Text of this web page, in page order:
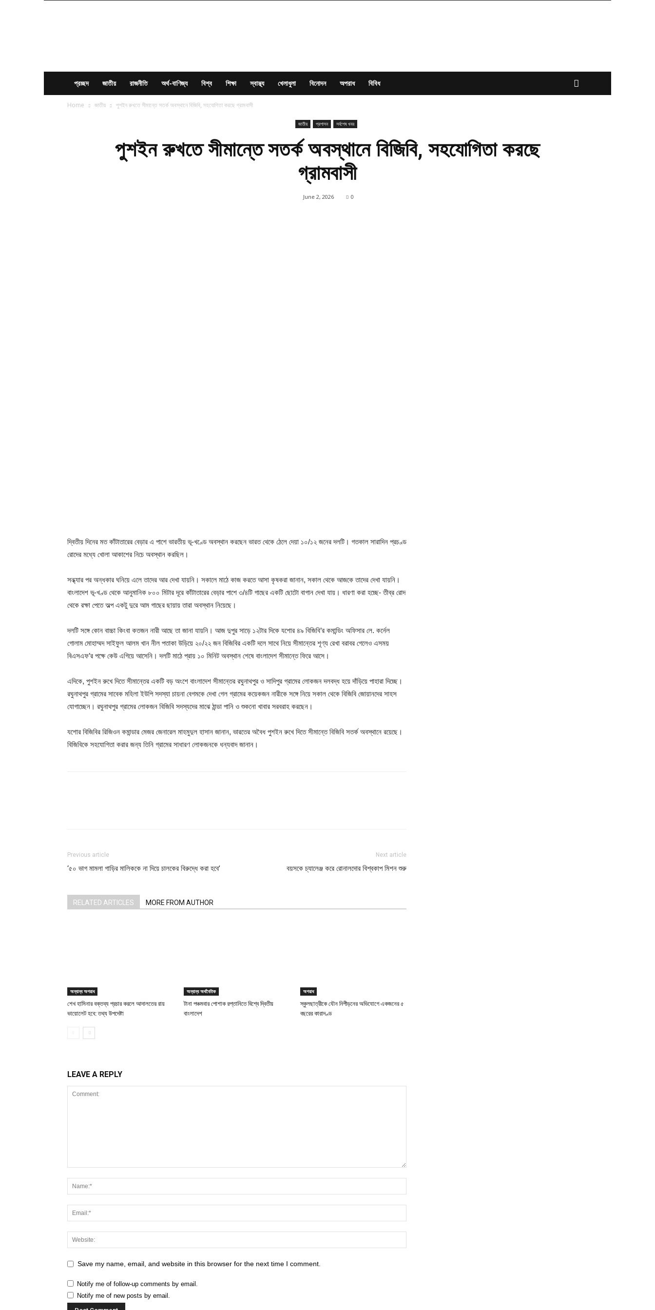
প্রচ্ছদ জাতীয় রাজনীতি অর্থ-বাণিজ্য বিশ্ব শিক্ষা স্বাস্থ্য খেলাধুলা বিনোদন অপরাধ বিবিধ
Home জাতীয় পুশইন রুখতে সীমান্তে সতর্ক অবস্থানে বিজিবি, সহযোগিতা করছে গ্রামবাসী
জাতীয় প্রশাসন সর্বশেষ খবর
পুশইন রুখতে সীমান্তে সতর্ক অবস্থানে বিজিবি, সহযোগিতা করছে
গ্রামবাসী
June 2, 2026 0
দ্বিতীয় দিনের মত কাঁটাতারের বেড়ার এ পাশে ভারতীয় ভূ-খণ্ডে অবস্থান করছেন ভারত থেকে ঠেলে দেয়া ১০/১২ জনের দলটি। গতকাল সারাদিন প্রচণ্ড
রোদের মধ্যে খোলা আকাশের নিচে অবস্থান করছিল।
সন্ধ্যার পর অন্ধকার ঘনিয়ে এলে তাদের আর দেখা যায়নি। সকালে মাঠে কাজ করতে আসা কৃষকরা জানান, সকাল থেকে আজকে তাদের দেখা যায়নি।
বাংলাদেশ ভূ-খণ্ড থেকে আনুমানিক ৮০০ মিটার দূরে কাঁটাতারের বেড়ার পাশে ৩/৪টি গাছের একটি ছোটো বাগান দেখা যায়। ধারণা করা হচ্ছে- তীব্র রোদ
থেকে রক্ষা পেতে অল্প একটু দুরে আম গাছের ছায়ায় তারা অবস্থান নিয়েছে।
দলটি সঙ্গে কোন বাচ্চা কিংবা কতজন নারী আছে তা জানা যায়নি। আজ দুপুর সাড়ে ১২টার দিকে যশোর ৪৯ বিজিবি’র কমান্ডিং অফিসার লে. কর্নেল
গোলাম মোহাম্মদ সাইফুল আলম খান নীল পতাকা উড়িয়ে ২০/২২ জন বিজিবির একটি দলে সাথে নিয়ে সীমান্তের শূণ্য রেখা বরাবর গেলেও এসময়
বিএসএফ’র পক্ষে কেউ এগিয়ে আসেনি। দলটি মাঠে প্রায় ১০ মিনিট অবস্থান শেষে বাংলাদেশ সীমান্তে ফিরে আসে।
এদিকে, পুশইন রুখে দিতে সীমান্তের একটি বড় অংশে বাংলাদেশ সীমান্তের রঘুনাথপুর ও সাদিপুর গ্রামের লোকজন দলবদ্ধ হয়ে দাঁড়িয়ে পাহারা দিচ্ছে।
রঘুনাথপুর গ্রামের সাবেক মহিলা ইউপি সদস্যা চায়না বেগমকে দেখা গেল গ্রামের কয়েকজন নারীকে সঙ্গে নিয়ে সকাল থেকে বিজিবি জোয়ানদের সাহস
যোগাচ্ছেন। রঘুনাথপুর গ্রামের লোকজন বিজিবি সদস্যদের মাঝে ঠান্ডা পানি ও শুকনো খাবার সরবরাহ করছেন।
যশোর বিজিবির রিজিওন কমান্ডার মেজর জেনারেল মাহমুদুল হাসান জানান, ভারতের অবৈধ পুশইন রুখে দিতে সীমান্তে বিজিবি সতর্ক অবস্থানে রয়েছে।
বিজিবিকে সহযোগিতা করার জন্য তিনি গ্রামের সাধারণ লোকজনকে ধন্যবাদ জানান।
Previous article
‘৫০ ভাগ মামলা গাড়ির মালিককে না দিয়ে চালকের বিরুদ্ধে করা হবে’
Next article
বয়সকে চ্যালেঞ্জ করে রোনালদোর বিশ্বকাপ মিশন শুরু
RELATED ARTICLES MORE FROM AUTHOR
অন্যান্য অপরাধ
শেখ হাসিনার বক্তব্য প্রচার করলে আদালতের রায়
ভায়োলেট হবে: তথ্য উপদেষ্টা
অন্যান্য অর্থনৈতিক
টানা পঞ্চমবার পোশাক রপ্তানিতে বিশ্বে দ্বিতীয়
বাংলাদেশ
অপরাধ
স্কুলছাত্রীকে যৌন নিপীড়নের অভিযোগে একজনের ৫
বছরের কারাদণ্ড
LEAVE A REPLY
Save my name, email, and website in this browser for the next time I comment.
Notify me of follow-up comments by email.
Notify me of new posts by email.